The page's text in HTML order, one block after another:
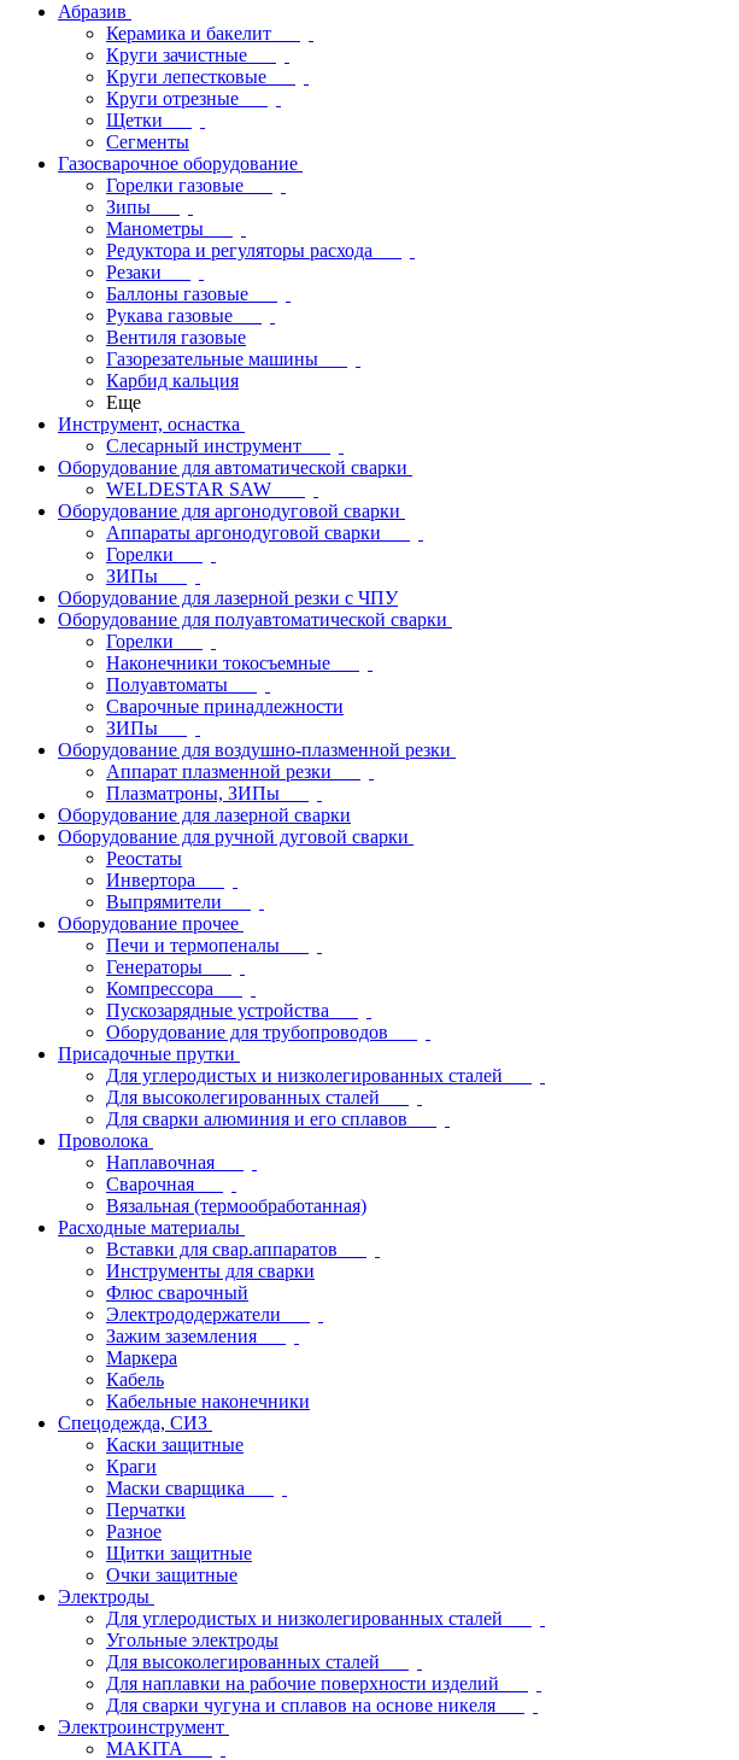
Абразив
Керамика и бакелит
Круги зачистные
Круги лепестковые
Круги отрезные
Щетки
Сегменты
Газосварочное оборудование
Горелки газовые
Зипы
Манометры
Редуктора и регуляторы расхода
Резаки
Баллоны газовые
Рукава газовые
Вентиля газовые
Газорезательные машины
Карбид кальция
Еще
Инструмент, оснастка
Слесарный инструмент
Оборудование для автоматической сварки
WELDESTAR SAW
Оборудование для аргонодуговой сварки
Аппараты аргонодуговой сварки
Горелки
ЗИПы
Оборудование для лазерной резки с ЧПУ
Оборудование для полуавтоматической сварки
Горелки
Наконечники токосъемные
Полуавтоматы
Сварочные принадлежности
ЗИПы
Оборудование для воздушно-плазменной резки
Аппарат плазменной резки
Плазматроны, ЗИПы
Оборудование для лазерной сварки
Оборудование для ручной дуговой сварки
Реостаты
Инвертора
Выпрямители
Оборудование прочее
Печи и термопеналы
Генераторы
Компрессора
Пускозарядные устройства
Оборудование для трубопроводов
Присадочные прутки
Для углеродистых и низколегированных сталей
Для высоколегированных сталей
Для сварки алюминия и его сплавов
Проволока
Наплавочная
Сварочная
Вязальная (термообработанная)
Расходные материалы
Вставки для свар.аппаратов
Инструменты для сварки
Флюс сварочный
Электрододержатели
Зажим заземления
Маркера
Кабель
Кабельные наконечники
Спецодежда, СИЗ
Каски защитные
Краги
Маски сварщика
Перчатки
Разное
Щитки защитные
Очки защитные
Электроды
Для углеродистых и низколегированных сталей
Угольные электроды
Для высоколегированных сталей
Для наплавки на рабочие поверхности изделий
Для сварки чугуна и сплавов на основе никеля
Электроинструмент
МAKITA